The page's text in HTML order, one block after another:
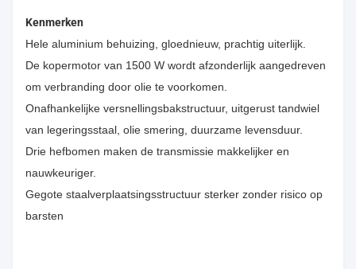
Kenmerken
Hele aluminium behuizing, gloednieuw, prachtig uiterlijk.
De kopermotor van 1500 W wordt afzonderlijk aangedreven
om verbranding door olie te voorkomen.
Onafhankelijke versnellingsbakstructuur, uitgerust tandwiel
van legeringsstaal, olie smering, duurzame levensduur.
Drie hefbomen maken de transmissie makkelijker en
nauwkeuriger.
Gegote staalverplaatsingsstructuur sterker zonder risico op
barsten